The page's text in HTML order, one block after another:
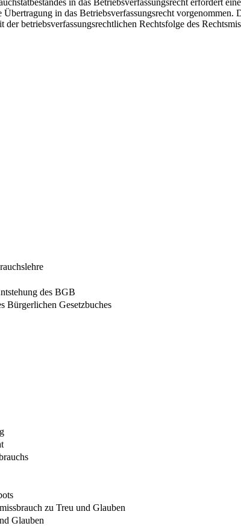
in das Betriebsverfassungsrecht erfordert
in das Betriebsverfassungsrecht vorgenommen.
betriebsverfassungsrechtlichen Rechtsfolge des
des BGB
Bürgerlichen Gesetzbuches
zu Treu und Glauben
Glauben